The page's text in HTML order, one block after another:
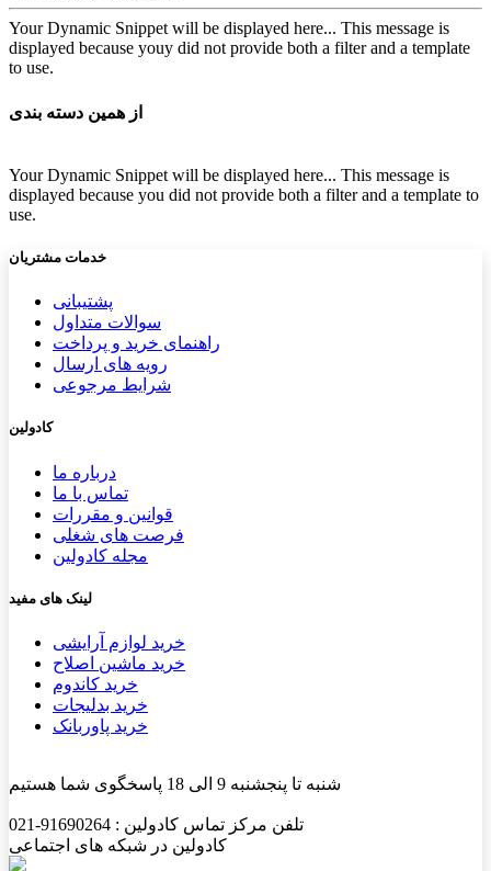
Your Dynamic Snippet will be displayed here... This message is
displayed because youy did not provide both a filter and a template
to use.
از همین دسته بندی
Your Dynamic Snippet will be displayed here... This message is
displayed because you did not provide both a filter and a template to
use.
خدمات مشتریان
پشتیب​​انی
سوالات متداول
راهنمای خرید و پرداخت
رویه های ارسال
شرایط مرجوعی
کادولین
درباره ما
تماس با ما
قوانین و مقررات
فرصت های شغلی
مجله کادولین
لینک های مفید
خرید لوازم آرایشی
خرید ماشین اصلاح
خرید کاندوم
خرید بدلیجات
خرید پاوربانک
شنبه تا پنجشنبه 9 الی 18 پاسخگوی شما هستیم
تلفن مرکز تماس کادولین : 91690264-021
کادولین در شبکه های اجتماعی